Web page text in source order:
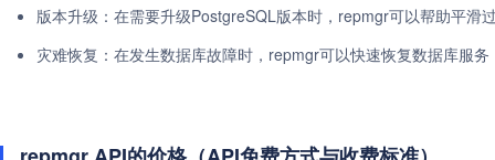
版本升级：在需要升级PostgreSQL版本时，repmgr可以帮助平滑
灾难恢复：在发生数据库故障时，repmgr可以快速恢复数据库服